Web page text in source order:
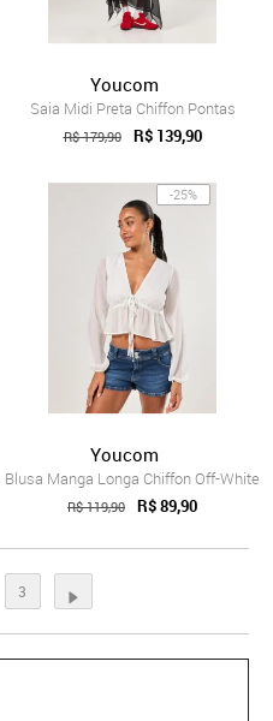
Youcom
Saia Midi Preta Chiffon Pontas
R$ 179,90 R$ 139,90
-25%
Youcom
Blusa Manga Longa Chiffon Off-White
R$ 119,90 R$ 89,90
3